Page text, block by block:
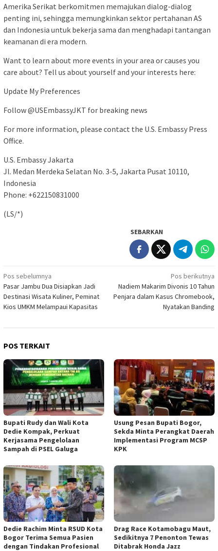
Amerika Serikat berkomitmen memajukan dialog-dialog
penting ini, sehingga memungkinkan sektor pertahanan AS
dan Indonesia untuk bekerja sama dan menghadapi tantangan
keamanan di era modern.
Want to learn about more events in your area or causes you
care about? Tell us about yourself and your interests here:
Update My Preferences
Follow @USEmbassyJKT for breaking news
For more information, please contact the U.S. Embassy Press
Office.
U.S. Embassy Jakarta
Jl. Medan Merdeka Selatan No. 3-5, Jakarta Pusat 10110,
Indonesia
Phone: +622150831000
(LS/*)
SEBARKAN
Navigasi
pos
Pos sebelumnya
Pasar Jambu Dua Disiapkan Jadi
Destinasi Wisata Kuliner, Peminat
Kios UMKM Melampaui Kapasitas
Pos berikutnya
Nadiem Makarim Divonis 10 Tahun
Penjara dalam Kasus Chromebook,
Nyatakan Banding
POS TERKAIT
Bupati Rudy dan Wali Kota
Dedie Kompak, Perkuat
Kerjasama Pengelolaan
Sampah di PSEL Galuga
Usung Pesan Bupati Bogor,
Sekda Minta Perangkat Daerah
Implementasi Program MCSP
KPK
Dedie Rachim Minta RSUD Kota
Bogor Terima Semua Pasien
dengan Tindakan Profesional
Drag Race Kotamobagu Maut,
Sedikitnya 7 Penonton Tewas
Ditabrak Honda Jazz